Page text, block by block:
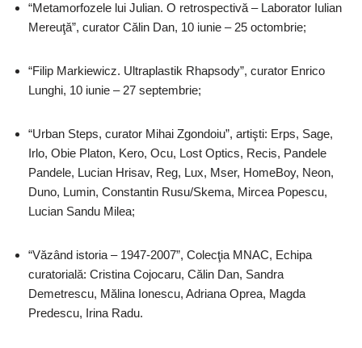
“Metamorfozele lui Julian. O retrospectivă – Laborator Iulian
Mereuţă”, curator Călin Dan, 10 iunie – 25 octombrie;
“Filip Markiewicz. Ultraplastik Rhapsody”, curator Enrico
Lunghi, 10 iunie – 27 septembrie;
“Urban Steps, curator Mihai Zgondoiu”, artişti: Erps, Sage,
Irlo, Obie Platon, Kero, Ocu, Lost Optics, Recis, Pandele
Pandele, Lucian Hrisav, Reg, Lux, Mser, HomeBoy, Neon,
Duno, Lumin, Constantin Rusu/Skema, Mircea Popescu,
Lucian Sandu Milea;
“Văzând istoria – 1947-2007”, Colecţia MNAC, Echipa
curatorială: Cristina Cojocaru, Călin Dan, Sandra
Demetrescu, Mălina Ionescu, Adriana Oprea, Magda
Predescu, Irina Radu.